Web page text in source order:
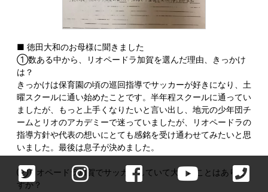
■ 徳田大和のお母様に聞きました
①数ある中から、リオペードラ加賀を選んだ理由、きっかけ
は？
きっかけは保育園の頃の巡回指導でサッカーが好きになり、土
曜スクールに通い始めたことです。半年程スクールに通ってい
ましたが、もっと上手くなりたいと言い出し、地元の少年団チ
ームとリオのアカデミーで迷っていましたが、リオペードラの
指導方針や代表の想いにとても感銘を受け通わせてみたいと思
いました。最後は息子が決めました。
②リオペードラ加賀でサッカーしていて大変なことはありま
すか？